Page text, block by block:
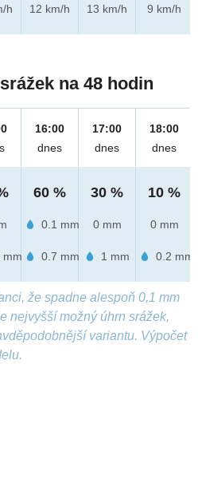
h
12 km/h
13 km/h
9 km/h
na 48 hodin
mm
16:00
dnes
60 %
0.1 mm
0.7 mm
17:00
dnes
30 %
0 mm
1 mm
18:00
dnes
10 %
0 mm
0.2 mm
že spadne alespoň 0,1 mm
nejvyšší možný úhrn srážek,
variantu. Výpočet